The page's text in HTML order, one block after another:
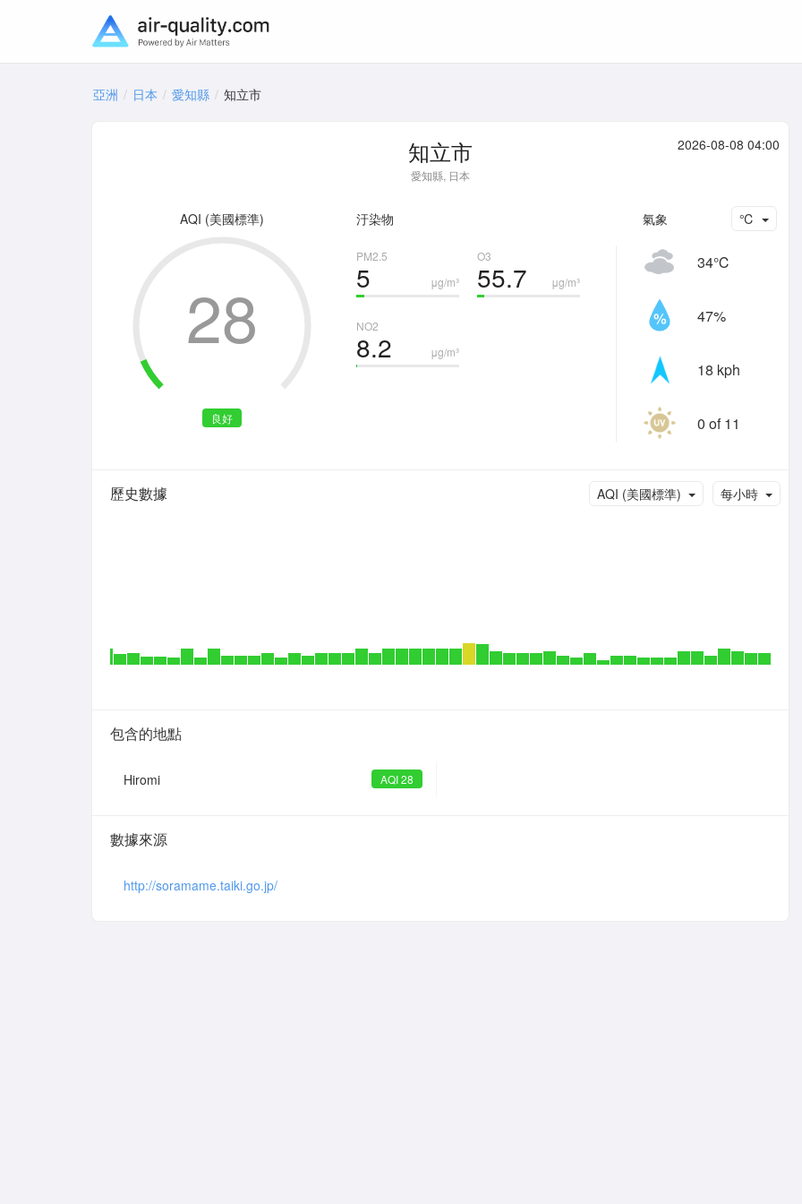
亞洲 日本 愛知縣 知立市
知立市
愛知縣, 日本
2026-08-08 04:00
AQI (美國標準)
良好
28
汙染物
PM2.5
μg/m³
5
O3
μg/m³
55.7
NO2
μg/m³
8.2
氣象 ℃
34℃
47%
18 kph
0 of 11
歷史數據 每小時
AQI (美國標準)
包含的地點
Hiromi AQI 28
數據來源
http://soramame.taiki.go.jp/